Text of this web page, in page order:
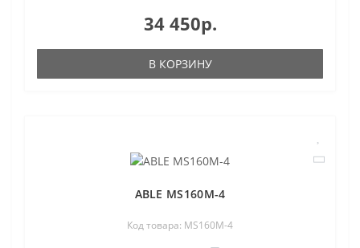
34 450р.
В КОРЗИНУ
ABLE MS160M-4
Код товара: MS160M-4